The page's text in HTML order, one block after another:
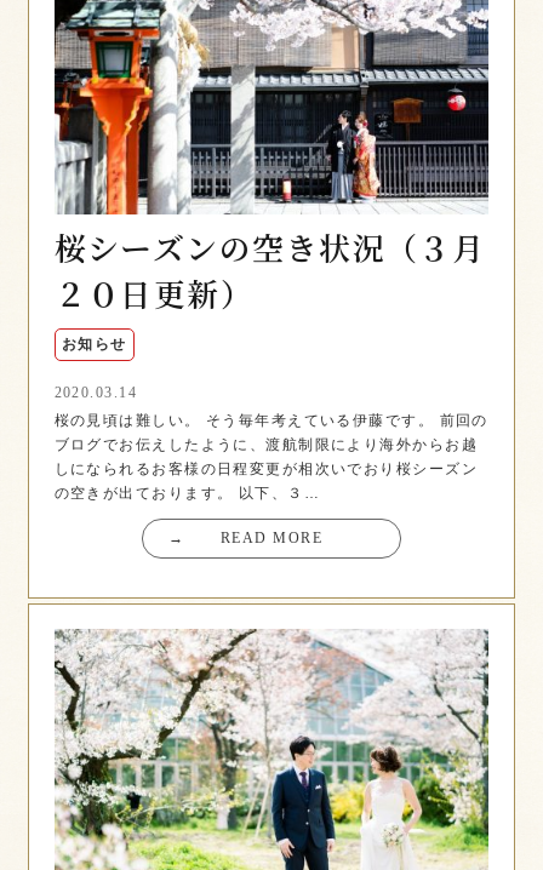
桜シーズンの空き状況（３月
２０日更新）
お知らせ
2020.03.14
桜の見頃は難しい。 そう毎年考えている伊藤です。 前回の
ブログでお伝えしたように、渡航制限により海外からお越
しになられるお客様の日程変更が相次いでおり桜シーズン
の空きが出ております。 以下、３…
→ READ MORE